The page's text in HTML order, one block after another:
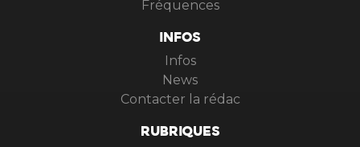
Fréquences
INFOS
Infos
News
Contacter la rédac
RUBRIQUES